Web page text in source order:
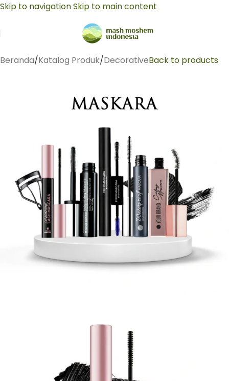
Skip to navigationSkip to main content
Beranda/Katalog Produk/DecorativeBack to products